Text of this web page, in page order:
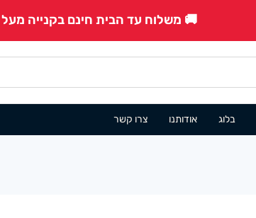
🚚 משלוח עד הבית חינם בקנייה מעל 500₪!
בלוג אודותנו צרו קשר